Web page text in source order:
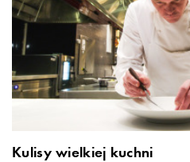
Kulisy wielkiej kuchni